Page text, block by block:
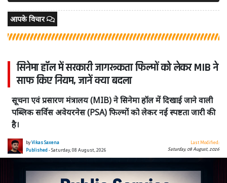
आपके विचार
सिनेमा हॉल में सरकारी जागरूकता फिल्मों को लेकर MIB ने
साफ किए नियम, जानें क्या बदला
सूचना एवं प्रसारण मंत्रालय (MIB) ने सिनेमा हॉल में दिखाई जाने वाली
पब्लिक सर्विस अवेयरनेस (PSA) फिल्मों को लेकर नई स्पष्टता जारी की
है।
byVikas Saxena
Published- Saturday, 08 August, 2026
Last Modified:
Saturday, 08 August, 2026